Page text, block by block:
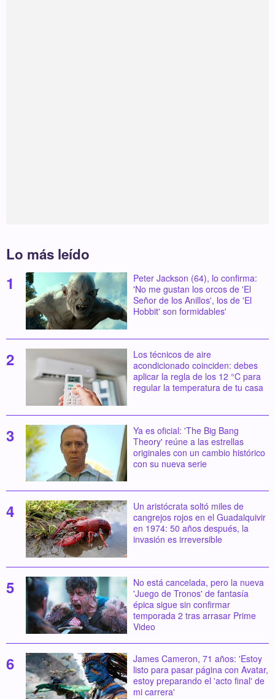
Lo más leído
Peter Jackson (64), lo confirma:
'No me gustan los orcos de 'El
Señor de los Anillos', los de 'El
Hobbit' son formidables'
Los técnicos de aire
acondicionado coinciden: debes
aplicar la regla de los 12 °C para
regular la temperatura de tu casa
Ya es oficial: 'The Big Bang
Theory' reúne a las estrellas
originales con un cambio histórico
con su nueva serie
Un aristócrata soltó miles de
cangrejos rojos en el Guadalquivir
en 1974: 50 años después, la
invasión es irreversible
No está cancelada, pero la nueva
'Juego de Tronos' de fantasía
épica sigue sin confirmar
temporada 2 tras arrasar Prime
Video
James Cameron, 71 años: 'Estoy
listo para pasar página con Avatar,
estoy preparando el 'acto final' de
mi carrera'